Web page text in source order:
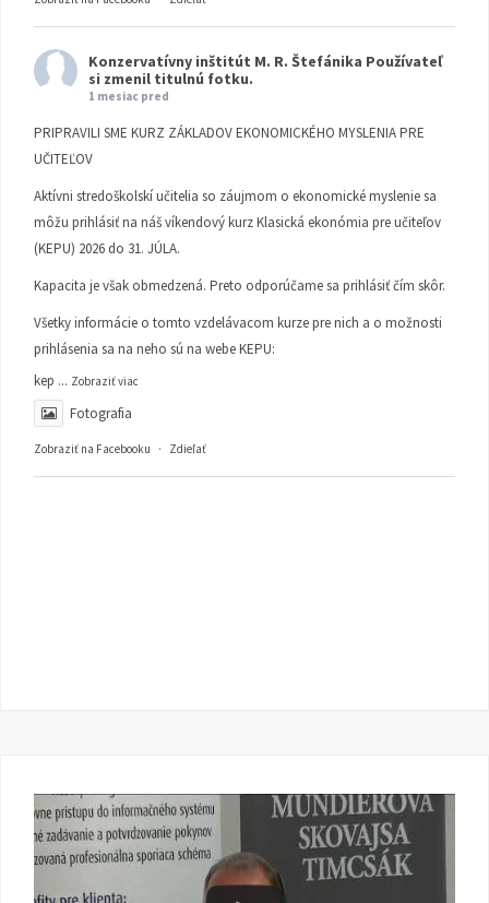
Konzervatívny inštitút M. R. Štefánika Používateľ
si zmenil titulnú fotku.
1 mesiac pred
PRIPRAVILI SME KURZ ZÁKLADOV EKONOMICKÉHO MYSLENIA PRE
UČITEĽOV
Aktívni stredoškolskí učitelia so záujmom o ekonomické myslenie sa
môžu prihlásiť na náš víkendový kurz Klasická ekonómia pre učiteľov
(KEPU) 2026 do 31. JÚLA.
Kapacita je však obmedzená. Preto odporúčame sa prihlásiť čím skôr.
Všetky informácie o tomto vzdelávacom kurze pre nich a o možnosti
prihlásenia sa na neho sú na webe KEPU:
kep ... Zobraziť viac
Fotografia
Zobraziť na Facebooku · Zdieľať